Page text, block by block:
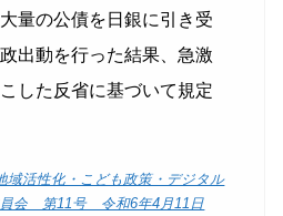
量の公債を日銀に引き受
出動を行った結果、急激
した反省に基づいて規定
活性化・こども政策・デジタル
員会 第11号 令和6年4月11日